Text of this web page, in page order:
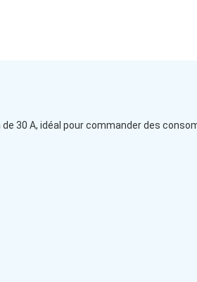
30 A, idéal pour commander des